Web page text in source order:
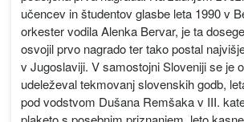
učencev in študentov glasbe leta 1990 v
orkester vodila Alenka Bervar, je ta
osvojil prvo nagrado ter tako postal
v Jugoslaviji. V samostojni Sloveniji se je
udeleževal tekmovanj slovenskih godb,
pod vodstvom Dušana Remšaka v III.